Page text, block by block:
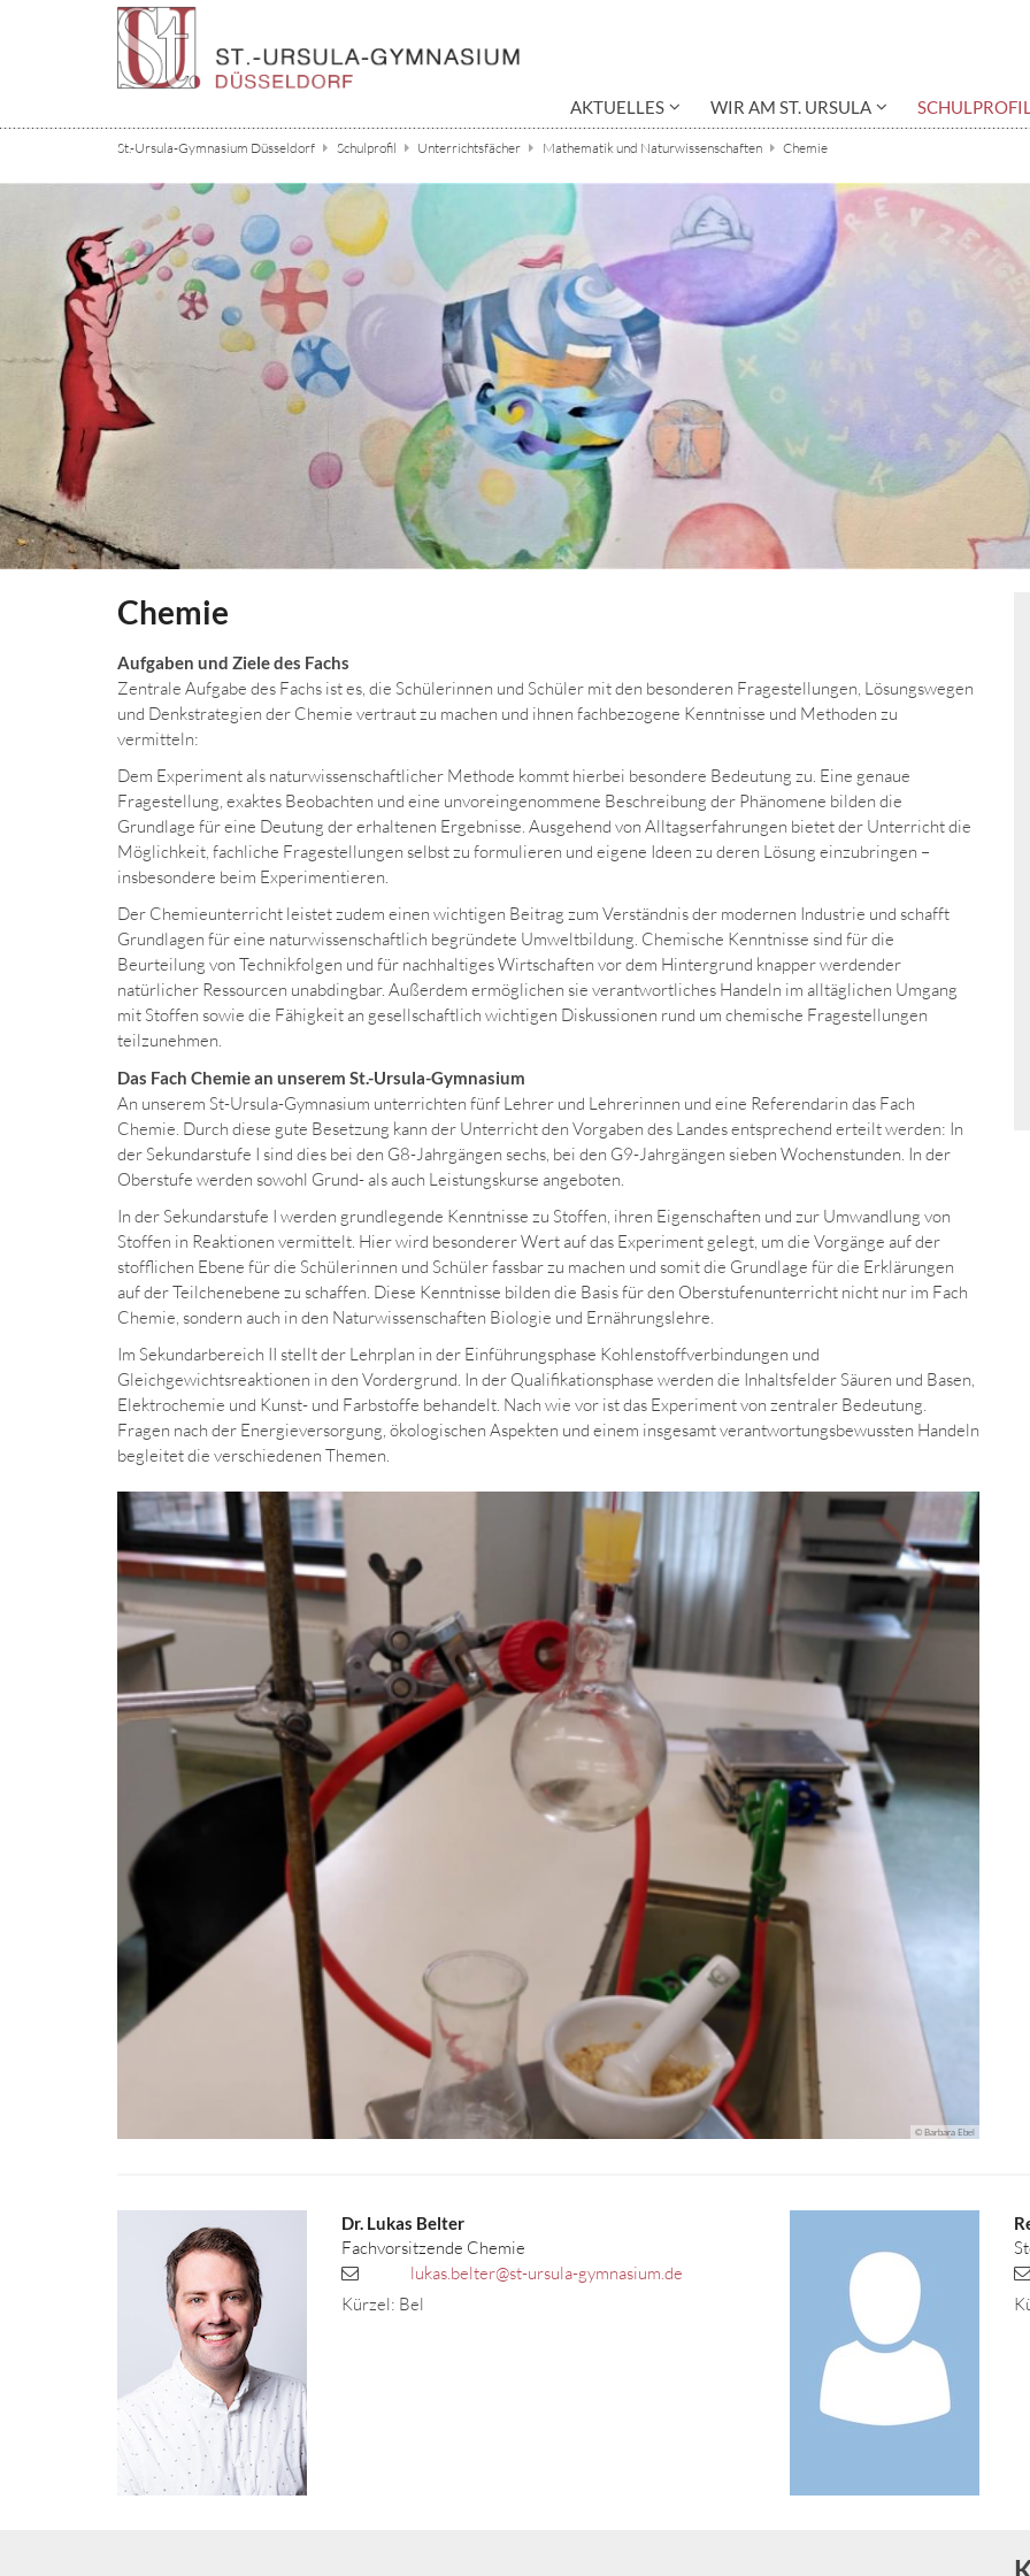
Zum Inhalt springen
AKTUELLES WIR AM ST. URSULA SCHULPROFIL
St.-Ursula-Gymnasium Düsseldorf Schulprofil Unterrichtsfächer Mathematik und Naturwissenschaften Chemie
Chemie
Aufgaben und Ziele des Fachs
Zentrale Aufgabe des Fachs ist es, die Schülerinnen und Schüler mit den besonderen Fragestellungen, Lösungswegen
und Denkstrategien der Chemie vertraut zu machen und ihnen fachbezogene Kenntnisse und Methoden zu
vermitteln:
Dem Experiment als naturwissenschaftlicher Methode kommt hierbei besondere Bedeutung zu. Eine genaue
Fragestellung, exaktes Beobachten und eine unvoreingenommene Beschreibung der Phänomene bilden die
Grundlage für eine Deutung der erhaltenen Ergebnisse. Ausgehend von Alltagserfahrungen bietet der Unterricht die
Möglichkeit, fachliche Fragestellungen selbst zu formulieren und eigene Ideen zu deren Lösung einzubringen –
insbesondere beim Experimentieren.
Der Chemieunterricht leistet zudem einen wichtigen Beitrag zum Verständnis der modernen Industrie und schafft
Grundlagen für eine naturwissenschaftlich begründete Umweltbildung. Chemische Kenntnisse sind für die
Beurteilung von Technikfolgen und für nachhaltiges Wirtschaften vor dem Hintergrund knapper werdender
natürlicher Ressourcen unabdingbar. Außerdem ermöglichen sie verantwortliches Handeln im alltäglichen Umgang
mit Stoffen sowie die Fähigkeit an gesellschaftlich wichtigen Diskussionen rund um chemische Fragestellungen
teilzunehmen.
Das Fach Chemie an unserem St.-Ursula-Gymnasium
An unserem St-Ursula-Gymnasium unterrichten fünf Lehrer und Lehrerinnen und eine Referendarin das Fach
Chemie. Durch diese gute Besetzung kann der Unterricht den Vorgaben des Landes entsprechend erteilt werden: In
der Sekundarstufe I sind dies bei den G8-Jahrgängen sechs, bei den G9-Jahrgängen sieben Wochenstunden. In der
Oberstufe werden sowohl Grund- als auch Leistungskurse angeboten.
In der Sekundarstufe I werden grundlegende Kenntnisse zu Stoffen, ihren Eigenschaften und zur Umwandlung von
Stoffen in Reaktionen vermittelt. Hier wird besonderer Wert auf das Experiment gelegt, um die Vorgänge auf der
stofflichen Ebene für die Schülerinnen und Schüler fassbar zu machen und somit die Grundlage für die Erklärungen
auf der Teilchenebene zu schaffen. Diese Kenntnisse bilden die Basis für den Oberstufenunterricht nicht nur im Fach
Chemie, sondern auch in den Naturwissenschaften Biologie und Ernährungslehre.
Im Sekundarbereich II stellt der Lehrplan in der Einführungsphase Kohlenstoffverbindungen und
Gleichgewichtsreaktionen in den Vordergrund. In der Qualifikationsphase werden die Inhaltsfelder Säuren und Basen,
Elektrochemie und Kunst- und Farbstoffe behandelt. Nach wie vor ist das Experiment von zentraler Bedeutung.
Fragen nach der Energieversorgung, ökologischen Aspekten und einem insgesamt verantwortungsbewussten Handeln
begleitet die verschiedenen Themen.
© Barbara Ebel
Dr. Lukas Belter
Fachvorsitzende Chemie
lukas.belter@st-ursula-gymnasium.de
Kürzel: Bel